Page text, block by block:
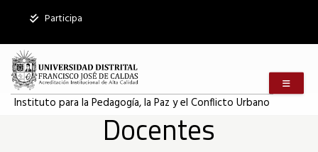
Participa
Instituto para la Pedagogía, la Paz y el Conflicto Urbano
Docentes
registros
Buscar:
Servicios